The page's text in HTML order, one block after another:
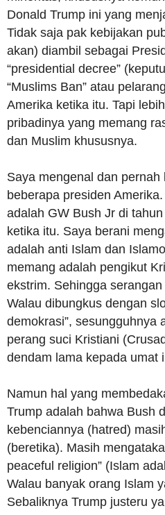
Donald Trump ini yang
Tidak saja pak kebijakan
akan) diambil sebagai
“presidential decree”
“Muslims Ban” atau
Amerika ketika itu. Tapi
pribadinya yang memang
dan Muslim khususnya.
Saya mengenal dan pernah
beberapa presiden
adalah GW Bush Jr di
ketika itu. Saya berani
adalah anti Islam dan
memang adalah pengikut
ekstrim. Sehingga
Walau dibungkus dengan
demokrasi”, sesungguhnya
perang suci Kristiani
dendam lama kepada umat
Namun hal yang
Trump adalah bahwa Bush
kebenciannya (hatred)
(beretika). Masih
peaceful religion” (Islam
Walau banyak orang Islam
Sebaliknya Trump justeru